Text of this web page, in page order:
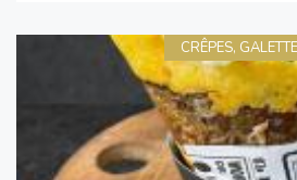
CRÊPES,